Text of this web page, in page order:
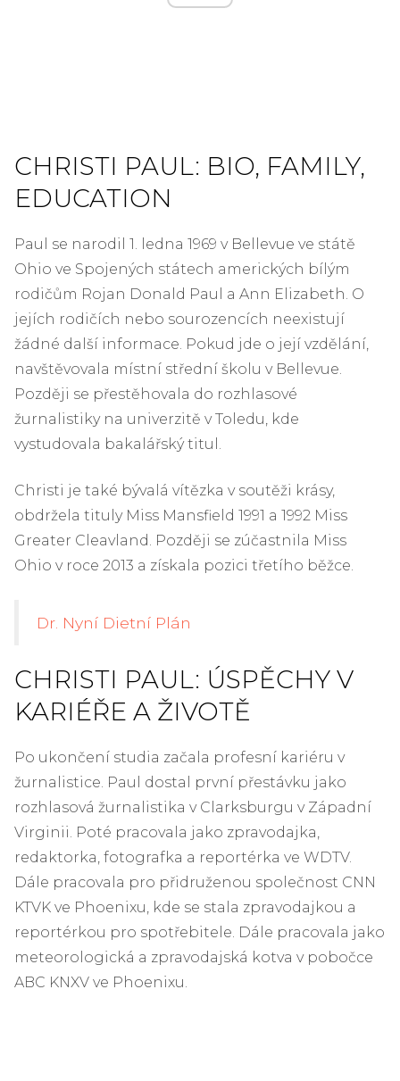
CHRISTI PAUL: BIO, FAMILY,
EDUCATION
Paul se narodil 1. ledna 1969 v Bellevue ve státě
Ohio ve Spojených státech amerických bílým
rodičům Rojan Donald Paul a Ann Elizabeth. O
jejích rodičích nebo sourozencích neexistují
žádné další informace. Pokud jde o její vzdělání,
navštěvovala místní střední školu v Bellevue.
Později se přestěhovala do rozhlasové
žurnalistiky na univerzitě v Toledu, kde
vystudovala bakalářský titul.
Christi je také bývalá vítězka v soutěži krásy,
obdržela tituly Miss Mansfield 1991 a 1992 Miss
Greater Cleavland. Později se zúčastnila Miss
Ohio v roce 2013 a získala pozici třetího běžce.
Dr. Nyní Dietní Plán
CHRISTI PAUL: ÚSPĚCHY V
KARIÉŘE A ŽIVOTĚ
Po ukončení studia začala profesní kariéru v
žurnalistice. Paul dostal první přestávku jako
rozhlasová žurnalistika v Clarksburgu v Západní
Virginii. Poté pracovala jako zpravodajka,
redaktorka, fotografka a reportérka ve WDTV.
Dále pracovala pro přidruženou společnost CNN
KTVK ve Phoenixu, kde se stala zpravodajkou a
reportérkou pro spotřebitele. Dále pracovala jako
meteorologická a zpravodajská kotva v pobočce
ABC KNXV ve Phoenixu.